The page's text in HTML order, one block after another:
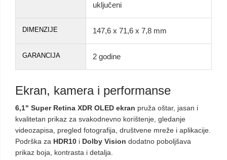
uključeni
DIMENZIJE 147,6 x 71,6 x 7,8 mm
GARANCIJA 2 godine
Ekran, kamera i performanse
6,1" Super Retina XDR OLED ekran pruža oštar, jasan i
kvalitetan prikaz za svakodnevno korištenje, gledanje
videozapisa, pregled fotografija, društvene mreže i aplikacije.
Podrška za HDR10 i Dolby Vision dodatno poboljšava
prikaz boja, kontrasta i detalja.